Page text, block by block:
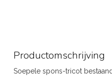
Productomschrijving
Soepele spons-tricot